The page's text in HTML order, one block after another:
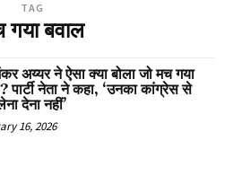
TAG
गया बवाल
अय्यर ने ऐसा क्या बोला जो मच गया
पार्टी नेता ने कहा, ‘उनका कांग्रेस से
देना नहीं’
16, 2026